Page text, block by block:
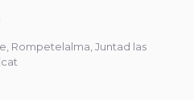
Rompetelalma, Juntad las